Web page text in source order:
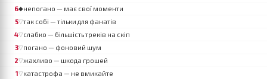
6◆непогано — має свої моменти
5▽так собі — тільки для фанатів
4▽слабко — більшість треків на скіп
3▽погано — фоновий шум
2▽жахливо — шкода грошей
1▽катастрофа — не вмикайте